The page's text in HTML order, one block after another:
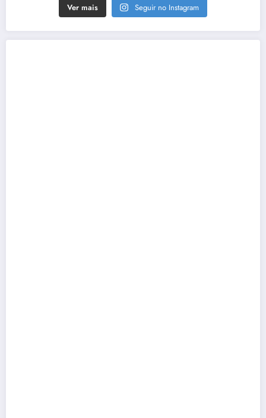
Ver mais Seguir no Instagram